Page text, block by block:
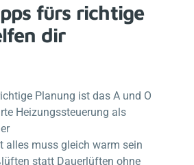
fürs richtige
dir
Planung ist das A und O
Heizungssteuerung als
alles muss gleich warm sein
statt Dauerlüften ohne